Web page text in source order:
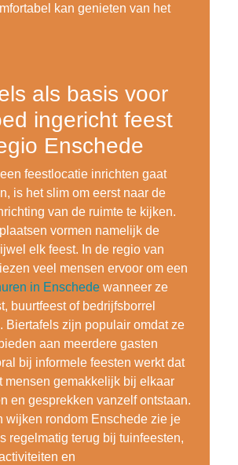
kan genieten van het
als basis voor
ingericht feest
Enschede
feestlocatie inrichten gaat
is het slim om eerst naar de
van de ruimte te kijken.
vormen namelijk de
elk feest. In de regio van
veel mensen ervoor om een
in Enschede wanneer ze
buurtfeest of bedrijfsborrel
Biertafels zijn populair omdat ze
aan meerdere gasten
bij informele feesten werkt dat
mensen gemakkelijk bij elkaar
en gesprekken vanzelf ontstaan.
wijken rondom Enschede zie je
regelmatig terug bij tuinfeesten,
en